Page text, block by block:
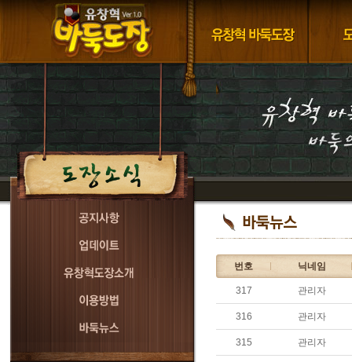
번호 닉네임
317 관리자
316 관리자
315 관리자